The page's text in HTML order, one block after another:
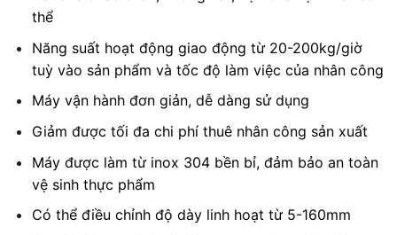
thể
Năng suất hoạt động giao động từ 20-200kg/giờ
tuỳ vào sản phẩm và tốc độ làm việc của nhân công
Máy vận hành đơn giản, dễ dàng sử dụng
Giảm được tối đa chi phí thuê nhân công sản xuất
Máy được làm từ inox 304 bền bỉ, đảm bảo an toàn
vệ sinh thực phẩm
Có thể điều chỉnh độ dày linh hoạt từ 5-160mm